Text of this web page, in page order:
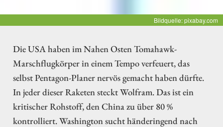
Bildquelle: pixabay.com
Die USA haben im Nahen Osten Tomahawk-
Marschflugkörper in einem Tempo verfeuert, das
selbst Pentagon-Planer nervös gemacht haben dürfte.
In jeder dieser Raketen steckt Wolfram. Das ist ein
kritischer Rohstoff, den China zu über 80 %
kontrolliert. Washington sucht händeringend nach